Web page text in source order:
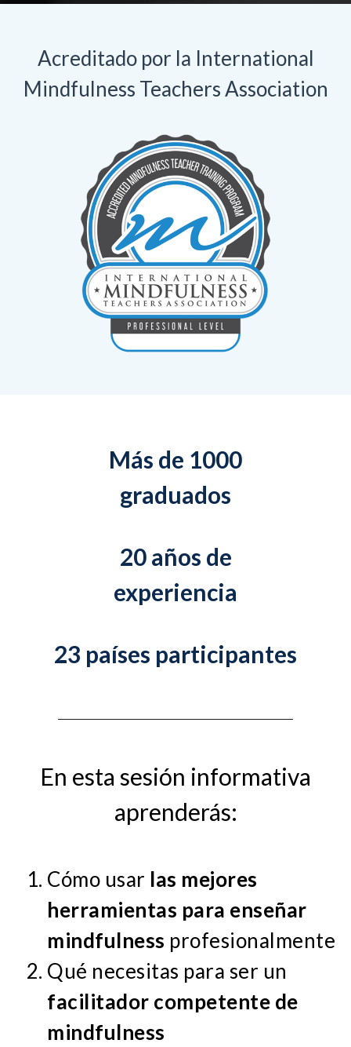
Acreditado por la International
Mindfulness Teachers Association
Más de 1000
graduados
20 años de
experiencia
23 países participantes
En esta sesión informativa
aprenderás:
Cómo usar las mejores
herramientas para enseñar
mindfulness profesionalmente
Qué necesitas para ser un
facilitador competente de
mindfulness